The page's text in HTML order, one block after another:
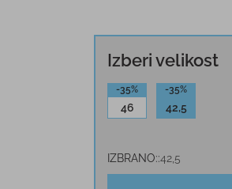
Izberi velikost
-35%
46
-35%
42,5
IZBRANO: 42,5